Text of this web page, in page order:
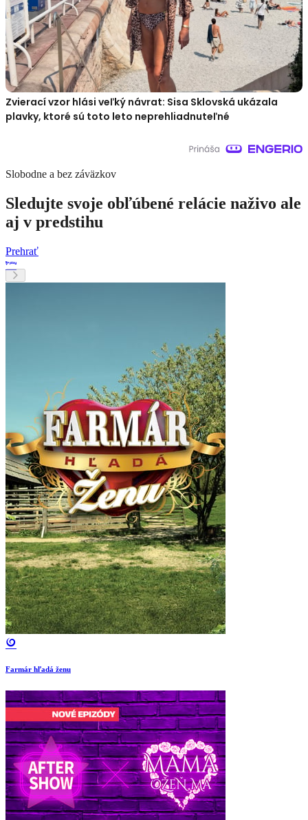
Zvierací vzor hlási veľký návrat: Sisa Sklovská ukázala
plavky, ktoré sú toto leto neprehliadnuteľné
Slobodne a bez záväzkov
Sledujte svoje obľúbené relácie naživo ale
aj v predstihu
Prehrať
Farmár hľadá ženu